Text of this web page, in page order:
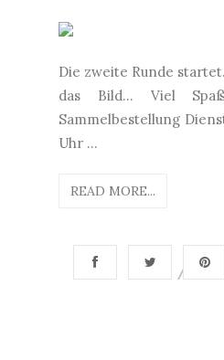
Die zweite Runde
das Bild... Viel
Sammelbestellung
Uhr ...
READ MORE...